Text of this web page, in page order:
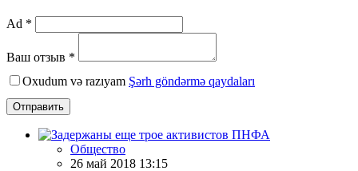
Ad *
Ваш отзыв *
Oxudum və razıyam Şərh göndərmə qaydaları
Отправить
Общество
26 май 2018 13:15